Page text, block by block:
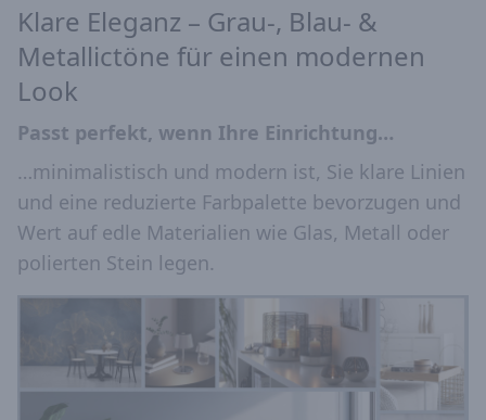
Klare Eleganz – Grau-, Blau- &
Metallictöne für einen modernen
Look
Passt perfekt, wenn Ihre Einrichtung…
…minimalistisch und modern ist, Sie klare Linien
und eine reduzierte Farbpalette bevorzugen und
Wert auf edle Materialien wie Glas, Metall oder
polierten Stein legen.